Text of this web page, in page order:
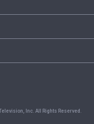
Inc. All Rights Reserved.